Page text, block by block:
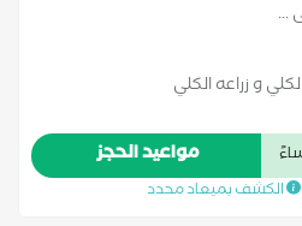
...
و زراعه الكلي
مواعيد الحجز
الكشف بميعاد محدد